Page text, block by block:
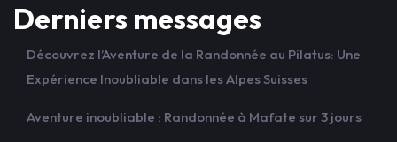
Derniers messages
Découvrez l’Aventure de la Randonnée au Pilatus: Une
Expérience Inoubliable dans les Alpes Suisses
Aventure inoubliable : Randonnée à Mafate sur 3 jours